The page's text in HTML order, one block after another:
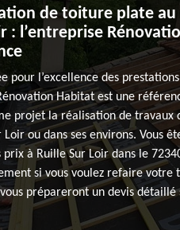
de toiture plate
: l’entreprise
pour l’excellence des
Habitat est une
projet la réalisation de travaux
Loir ou dans ses environs. Vous
à Ruille Sur Loir dans le
si vous voulez refaire votre
prépareront un devis détaillé